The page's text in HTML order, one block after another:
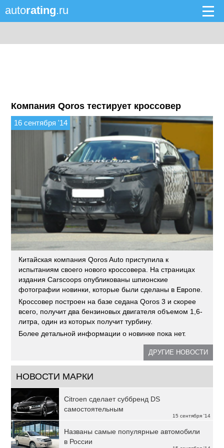
autorating.ru
Компания Qoros тестирует кроссовер
16 сентября '14
Китайская компания Qoros Auto приступила к
испытаниям своего нового кроссовера. На страницах
издания Carscoops опубликованы шпионские
фотографии новинки, которые были сделаны в Европе.
Кроссовер построен на базе седана Qoros 3 и скорее
всего, получит два бензиновых двигателя объемом 1,6-
литра, один из которых получит турбину.
Более детальной информации о новинке пока нет.
ДРУГИЕ НОВОСТИ
НОВОСТИ МАРКИ
15 сентября '14
Citroen сделает суббренд DS
самостоятельным
Названы самые популярные автомобили
в России